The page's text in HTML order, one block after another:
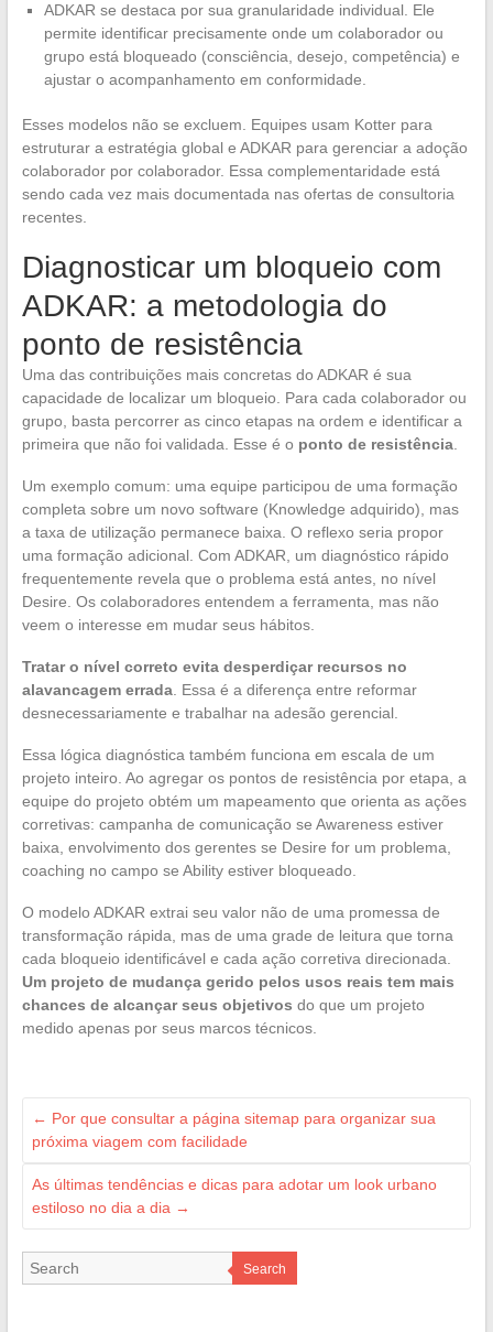
ADKAR se destaca por sua granularidade individual. Ele
permite identificar precisamente onde um colaborador ou
grupo está bloqueado (consciência, desejo, competência) e
ajustar o acompanhamento em conformidade.
Esses modelos não se excluem. Equipes usam Kotter para
estruturar a estratégia global e ADKAR para gerenciar a adoção
colaborador por colaborador. Essa complementaridade está
sendo cada vez mais documentada nas ofertas de consultoria
recentes.
Diagnosticar um bloqueio com
ADKAR: a metodologia do
ponto de resistência
Uma das contribuições mais concretas do ADKAR é sua
capacidade de localizar um bloqueio. Para cada colaborador ou
grupo, basta percorrer as cinco etapas na ordem e identificar a
primeira que não foi validada. Esse é o ponto de resistência.
Um exemplo comum: uma equipe participou de uma formação
completa sobre um novo software (Knowledge adquirido), mas
a taxa de utilização permanece baixa. O reflexo seria propor
uma formação adicional. Com ADKAR, um diagnóstico rápido
frequentemente revela que o problema está antes, no nível
Desire. Os colaboradores entendem a ferramenta, mas não
veem o interesse em mudar seus hábitos.
Tratar o nível correto evita desperdiçar recursos no
alavancagem errada. Essa é a diferença entre reformar
desnecessariamente e trabalhar na adesão gerencial.
Essa lógica diagnóstica também funciona em escala de um
projeto inteiro. Ao agregar os pontos de resistência por etapa, a
equipe do projeto obtém um mapeamento que orienta as ações
corretivas: campanha de comunicação se Awareness estiver
baixa, envolvimento dos gerentes se Desire for um problema,
coaching no campo se Ability estiver bloqueado.
O modelo ADKAR extrai seu valor não de uma promessa de
transformação rápida, mas de uma grade de leitura que torna
cada bloqueio identificável e cada ação corretiva direcionada.
Um projeto de mudança gerido pelos usos reais tem mais
chances de alcançar seus objetivos do que um projeto
medido apenas por seus marcos técnicos.
← Por que consultar a página sitemap para organizar sua
próxima viagem com facilidade
As últimas tendências e dicas para adotar um look urbano
estiloso no dia a dia →
Search